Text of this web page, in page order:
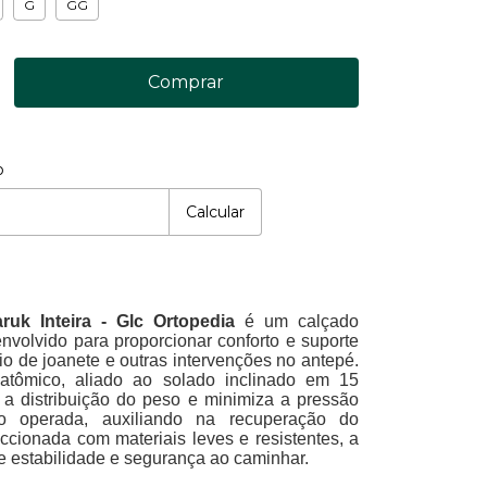
G GG
Calcular
Inteira - Glc Ortopediaé um calçado
para proporcionar conforto e suporte
de joanete e outras intervenções no antepé.
aliado ao solado inclinado em 15
a distribuição do peso e minimiza a pressão
operada, auxiliando na recuperação do
com materiais leves e resistentes, a
estabilidade e segurança ao caminhar.